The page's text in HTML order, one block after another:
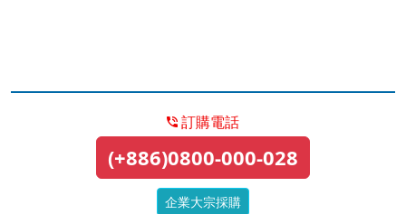
訂購電話
(+886)0800-000-028
企業大宗採購